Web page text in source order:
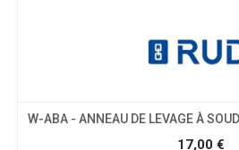
W-ABA - ANNEAU DE LEVAGE À
17,00€